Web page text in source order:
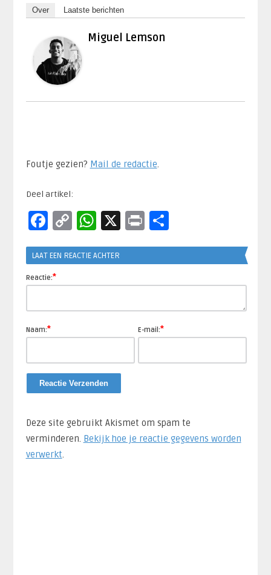
Over Laatste berichten
Miguel Lemson
Foutje gezien? Mail de redactie.​
Deel artikel:
Facebook
CopyWhatsApp
X PrintDelen
LAAT EEN REACTIE ACHTER
Reactie:*
Naam:* E-mail:*
Deze site gebruikt Akismet om spam te
verminderen. Bekijk hoe je reactie gegevens worden
verwerkt.